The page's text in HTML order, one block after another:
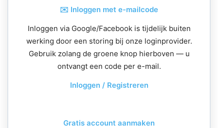
✉️ Inloggen met e-mailcode
Inloggen via Google/Facebook is tijdelijk buiten
werking door een storing bij onze loginprovider.
Gebruik zolang de groene knop hierboven — u
ontvangt een code per e-mail.
Inloggen / Registreren
Gratis account aanmaken